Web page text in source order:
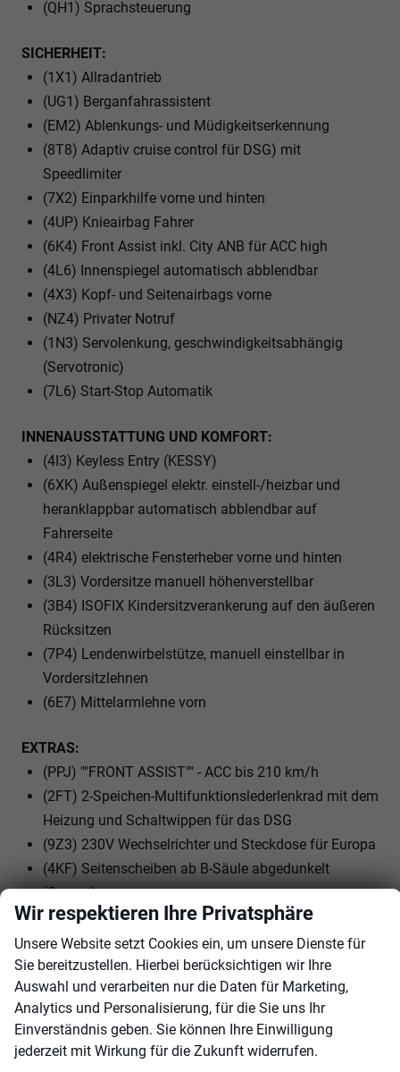
(QH1) Sprachsteuerung
SICHERHEIT:
(1X1) Allradantrieb
(UG1) Berganfahrassistent
(EM2) Ablenkungs- und Müdigkeitserkennung
(8T8) Adaptiv cruise control für DSG) mit
Speedlimiter
(7X2) Einparkhilfe vorne und hinten
(4UP) Knieairbag Fahrer
(6K4) Front Assist inkl. City ANB für ACC high
(4L6) Innenspiegel automatisch abblendbar
(4X3) Kopf- und Seitenairbags vorne
(NZ4) Privater Notruf
(1N3) Servolenkung, geschwindigkeitsabhängig
(Servotronic)
(7L6) Start-Stop Automatik
INNENAUSSTATTUNG UND KOMFORT:
(4I3) Keyless Entry (KESSY)
(6XK) Außenspiegel elektr. einstell-/heizbar und
heranklappbar automatisch abblendbar auf
Fahrerseite
(4R4) elektrische Fensterheber vorne und hinten
(3L3) Vordersitze manuell höhenverstellbar
(3B4) ISOFIX Kindersitzverankerung auf den äußeren
Rücksitzen
(7P4) Lendenwirbelstütze, manuell einstellbar in
Vordersitzlehnen
(6E7) Mittelarmlehne vorn
EXTRAS:
(PPJ) ""FRONT ASSIST"" - ACC bis 210 km/h
(2FT) 2-Speichen-Multifunktionslederlenkrad mit dem
Heizung und Schaltwippen für das DSG
(9Z3) 230V Wechselrichter und Steckdose für Europa
(4KF) Seitenscheiben ab B-Säule abgedunkelt
(Sunset)
(W5C) Comfort Plus Paket
(3S2) Dachreling schwarz
(7TC) Dekor-Einlagen
(N4C) Design Selection LOFT Sitzbezüge in Stoff
(3GG) Ebener Ladeboden hinten
(8AR) Infotainment (MIB3)
(8IT) LED- Hauptscheinwerfer
Wir respektieren Ihre Privatsphäre
Unsere Website setzt Cookies ein, um unsere Dienste für
Sie bereitzustellen. Hierbei berücksichtigen wir Ihre
Auswahl und verarbeiten nur die Daten für Marketing,
Analytics und Personalisierung, für die Sie uns Ihr
Einverständnis geben. Sie können Ihre Einwilligung
jederzeit mit Wirkung für die Zukunft widerrufen.